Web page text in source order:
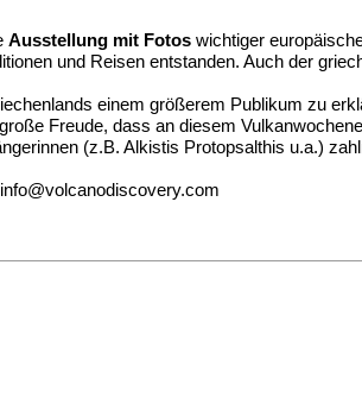
Ausstellung mit Fotos wichtiger
und Reisen entstanden. Auch der
einem größerem Publikum zu
Freude, dass an diesem
(z.B. Alkistis Protopsalthis u.a.)
info@volcanodiscovery.com